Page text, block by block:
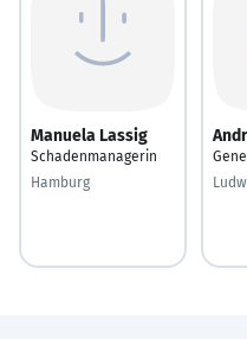
Manuela Lassig
Schadenmanagerin
Hamburg